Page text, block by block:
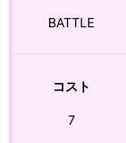
BATTLE
コスト
7